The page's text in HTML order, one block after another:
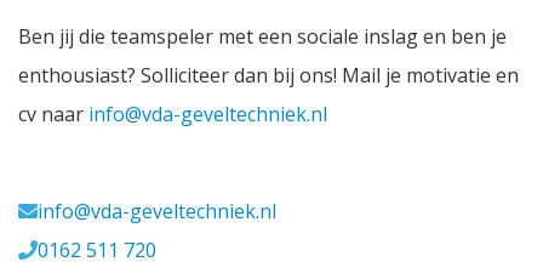
Login
Vacatures
Ben jij die teamspeler met een sociale inslag en ben je
enthousiast? Solliciteer dan bij ons! Mail je motivatie en
cv naar info@vda-geveltechniek.nl
info@vda-geveltechniek.nl
0162 511 720